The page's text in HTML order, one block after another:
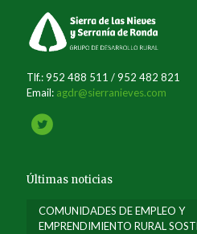
Tlf.: 952 488 511 / 952 482 821
Email: agdr@sierranieves.com
Últimas noticias
COMUNIDADES DE EMPLEO Y
EMPRENDIMIENTO RURAL